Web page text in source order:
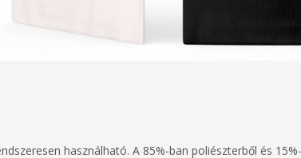
használható. A 85%-ban poliészterből és